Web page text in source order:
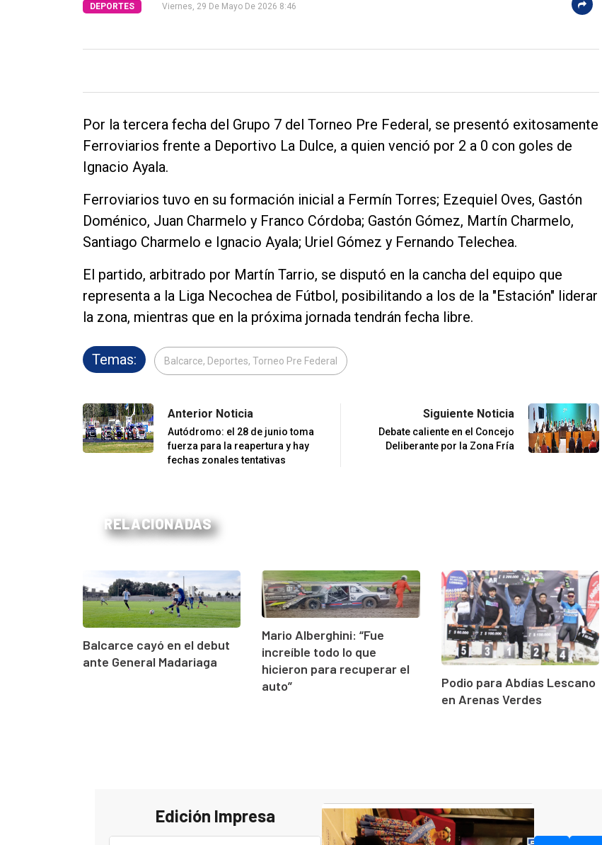
Nosotros
Contacto
DEPORTES Viernes, 29 De Mayo De 2026 8:46
Por la tercera fecha del Grupo 7 del Torneo Pre Federal, se presentó exitosamente
Ferroviarios frente a Deportivo La Dulce, a quien venció por 2 a 0 con goles de
Ignacio Ayala.
Ferroviarios tuvo en su formación inicial a Fermín Torres; Ezequiel Oves, Gastón
Doménico, Juan Charmelo y Franco Córdoba; Gastón Gómez, Martín Charmelo,
Santiago Charmelo e Ignacio Ayala; Uriel Gómez y Fernando Telechea.
El partido, arbitrado por Martín Tarrio, se disputó en la cancha del equipo que
representa a la Liga Necochea de Fútbol, posibilitando a los de la "Estación" liderar
la zona, mientras que en la próxima jornada tendrán fecha libre.
Temas: Balcarce, Deportes, Torneo Pre Federal
Anterior Noticia
Autódromo: el 28 de junio toma
fuerza para la reapertura y hay
fechas zonales tentativas
Siguiente Noticia
Debate caliente en el Concejo
Deliberante por la Zona Fría
RELACIONADAS
Balcarce cayó en el debut
ante General Madariaga
Mario Alberghini: “Fue
increíble todo lo que
hicieron para recuperar el
auto”
Podio para Abdías Lescano
en Arenas Verdes
Edición Impresa